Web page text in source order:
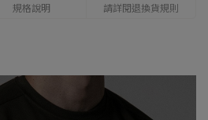
規格說明 請詳閱退換貨規則